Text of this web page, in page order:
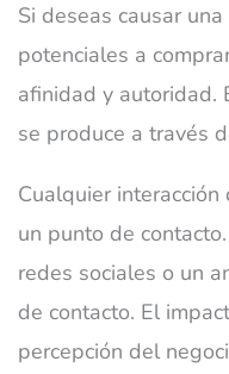
Si deseas causar
potenciales a
afinidad y autoridad.
se produce a través
Cualquier
un punto de
redes sociales o un
de contacto. El
percepción del